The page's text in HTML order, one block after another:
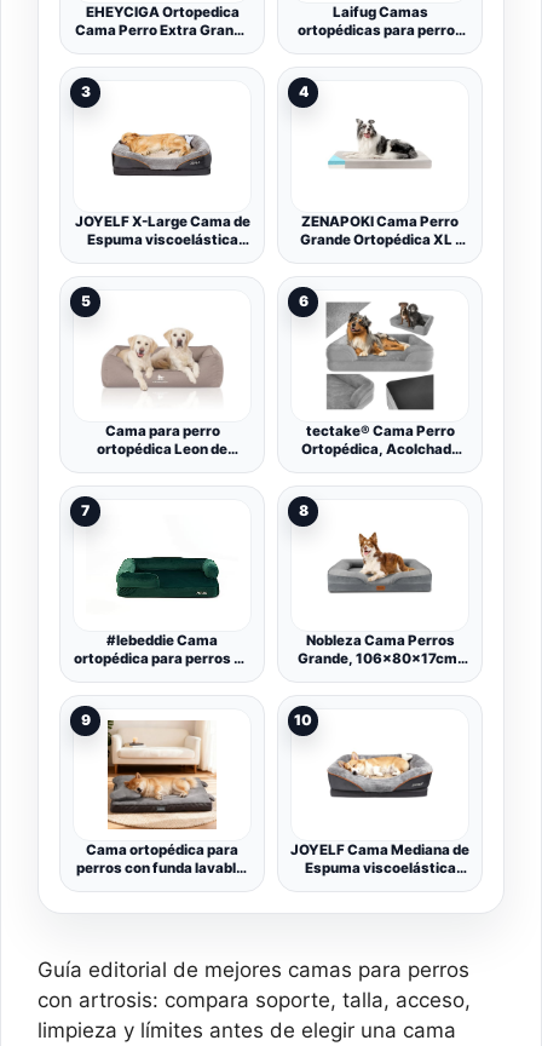
EHEYCIGA Ortopedica
Cama Perro Extra Grande
Oscuro
Laifug Camas
ortopédicas para perros
perros de espuma de
memoria, forro resistente
a prueba de agua extraíble
y lavable, fondo
antideslizante, gris 46
"x28" x8 "
3
JOYELF X-Large Cama de
Espuma viscoelástica
ortopédica para Perros y
sofá con Funda extraíble
Lavable y Juguete
chirriador como Regalo
4
ZENAPOKI Cama Perro
Grande Ortopédica XL -
Espuma con Memoria -
Resistente al Agua
Lavable en Lavadora,
110x70x9cm
5
Cama para perro
ortopédica Leon de
impermeable
6
tectake® Cama Perro
Ortopédica, Acolchado
Funda Impermeable
Antideslizante, Cama
Perros Grandes y
Medianos, Confort,
Colchoneta Espuma,
Mascotas, Sofa Perro - L
7
#lebeddie Cama
ortopédica para perros de
funda extraíble lavable,
colchón de doble capa de
alta calidad, protector de
colchón impermeable,
para perros de todos los
tamaños (S,
8
Nobleza Cama Perros
Grande, 106x80x17cm,
Viscoelástica, Cama
Ortopédica Perros
Lavable y Impermeable,
Colchon Perro Medianos
Desenfundable, Gris
9
Cama ortopédica para
perros con funda lavable,
cabeza y articulaciones,
parte inferior
antideslizante, cama
10
JOYELF Cama Mediana de
Espuma viscoelástica
Guía editorial de mejores camas para perros
con artrosis: compara soporte, talla, acceso,
limpieza y límites antes de elegir una cama